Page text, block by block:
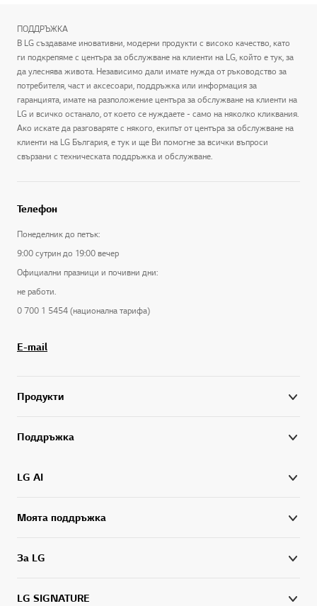
ПОДДРЪЖКА
В LG създаваме иновативни, модерни продукти с високо качество, като
ги подкрепяме с центъра за обслужване на клиенти на LG, който е тук, за
да улеснява живота. Независимо дали имате нужда от ръководство за
потребителя, част и аксесоари, поддръжка или информация за
гаранцията, имате на разположение центъра за обслужване на клиенти на
LG и всичко останало, от което се нуждаете - само на няколко кликвания.
Ако искате да разговаряте с някого, екипът от центъра за обслужване на
клиенти на LG България, е тук и ще Ви помогне за всички въпроси
свързани с техническата поддръжка и обслужване.
Телефон
Понеделник до петък:
9:00 сутрин до 19:00 вечер
Официални празници и почивни дни:
не работи.
0 700 1 5454 (национална тарифа)
E-mail
Продукти
Поддръжка
LG AI
Моята поддръжка
За LG
LG SIGNATURE